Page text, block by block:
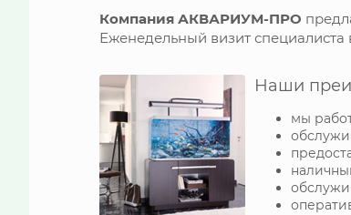
Компания АКВАРИУМ-ПРО
Еженедельный визит
Наши
мы